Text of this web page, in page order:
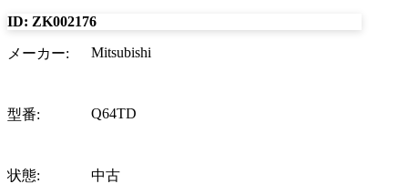
ID: ZK002176
メーカー: Mitsubishi
型番: Q64TD
状態: 中古